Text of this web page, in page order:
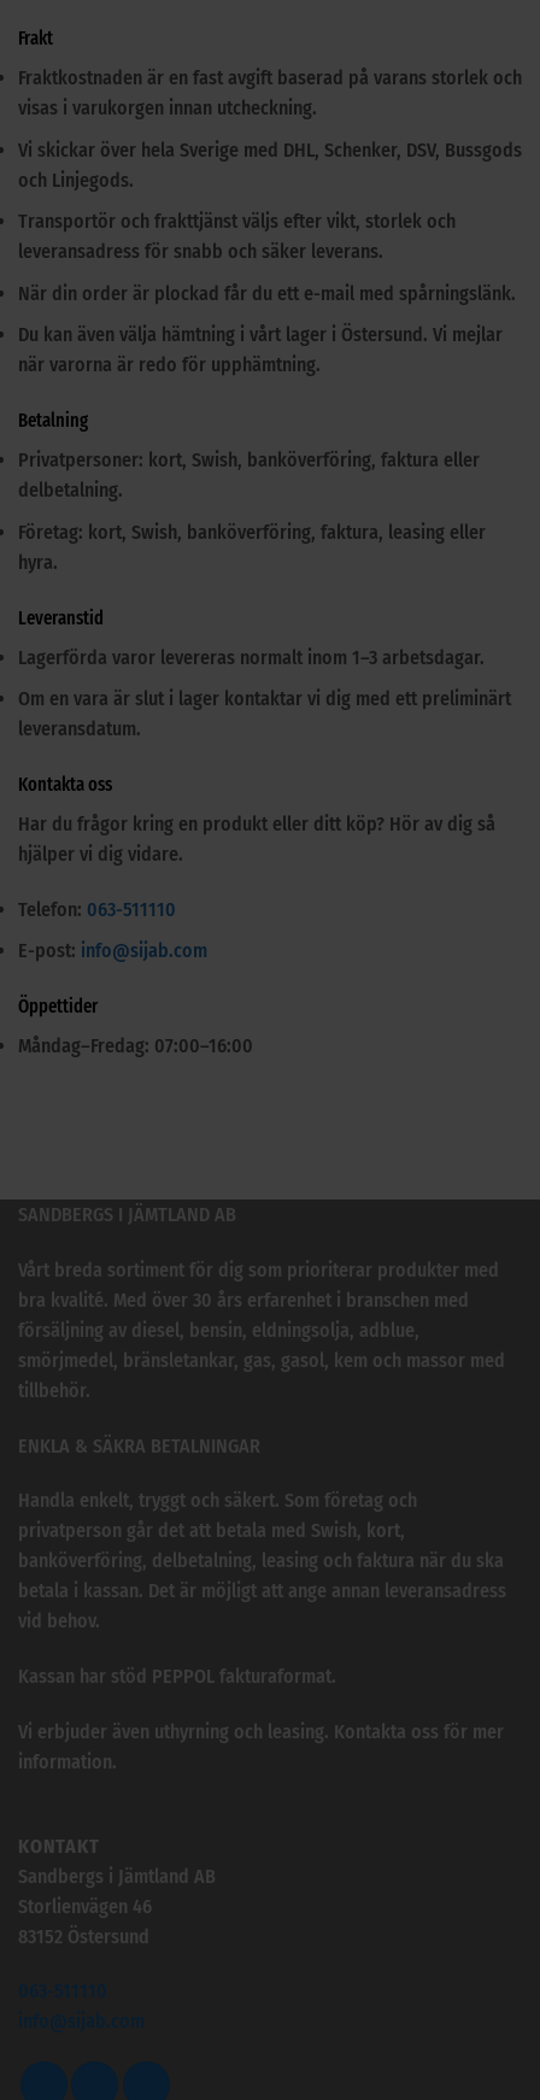
Frakt
Fraktkostnaden är en fast avgift baserad på varans storlek och
visas i varukorgen innan utcheckning.
Vi skickar över hela Sverige med DHL, Schenker, DSV, Bussgods
och Linjegods.
Transportör och frakttjänst väljs efter vikt, storlek och
leveransadress för snabb och säker leverans.
När din order är plockad får du ett e-mail med spårningslänk.
Du kan även välja hämtning i vårt lager i Östersund. Vi mejlar
när varorna är redo för upphämtning.
Betalning
Privatpersoner: kort, Swish, banköverföring, faktura eller
delbetalning.
Företag: kort, Swish, banköverföring, faktura, leasing eller
hyra.
Leveranstid
Lagerförda varor levereras normalt inom 1–3 arbetsdagar.
Om en vara är slut i lager kontaktar vi dig med ett preliminärt
leveransdatum.
Kontakta oss
Har du frågor kring en produkt eller ditt köp? Hör av dig så
hjälper vi dig vidare.
Telefon: 063-511110
E-post: info@sijab.com
Öppettider
Måndag–Fredag: 07:00–16:00
SANDBERGS I JÄMTLAND AB
Vårt breda sortiment för dig som prioriterar produkter med
bra kvalité. Med över 30 års erfarenhet i branschen med
försäljning av diesel, bensin, eldningsolja, adblue,
smörjmedel, bränsletankar, gas, gasol, kem och massor med
tillbehör.
ENKLA & SÄKRA BETALNINGAR
Handla enkelt, tryggt och säkert. Som företag och
privatperson går det att betala med Swish, kort,
banköverföring, delbetalning, leasing och faktura när du ska
betala i kassan. Det är möjligt att ange annan leveransadress
vid behov.
Kassan har stöd PEPPOL fakturaformat.
Vi erbjuder även uthyrning och leasing. Kontakta oss för mer
information.
KONTAKT
Sandbergs i Jämtland AB
Storlienvägen 46
83152 Östersund